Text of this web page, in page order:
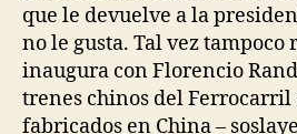
que le devuelve a la
no le gusta. Tal vez tampoco
inaugura con Florencio
trenes chinos del Ferrocarril
fabricados en China –